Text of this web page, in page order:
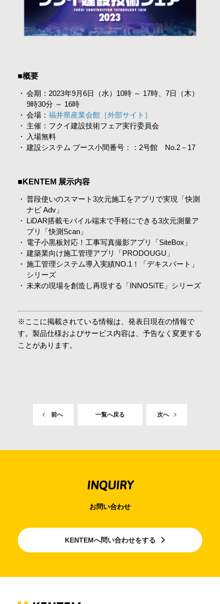
サイト内検索
■概要
会期：2023年9月6日（水）10時 ～ 17時、7日（木）
9時30分 ～ 16時
会場： 福井県産業会館［外部サイト］
主催：フクイ建設技術フェア実行委員会
入場無料
建設システム ブース小間番号：：2号館 No.2－17
■KENTEM 展示内容
普段使いのスマート3次元施工をアプリで実現「快測
ナビ Adv」
LiDAR搭載モバイル端末で手軽にできる3次元測量ア
プリ「快測Scan」
電子小黒板対応！工事写真撮影アプリ「SiteBox」
建築業向け施工管理アプリ「PRODOUGU」
施工管理システム導入実績NO.1！「デキスパート」
シリーズ
未来の現場を創造し再現する「INNOSiTE」シリーズ
※ここに掲載されている情報は、発表日現在の情報で
す。製品仕様およびサービス内容は、予告なく変更する
ことがあります。
前へ 一覧へ戻る 次へ
INQUIRY
お問い合わせ
KENTEMへ問い合わせをする